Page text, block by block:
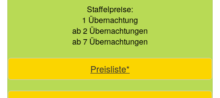
Staffelpreise:
1 Übernachtung
ab 2 Übernachtungen
ab 7 Übernachtungen
Preisliste*